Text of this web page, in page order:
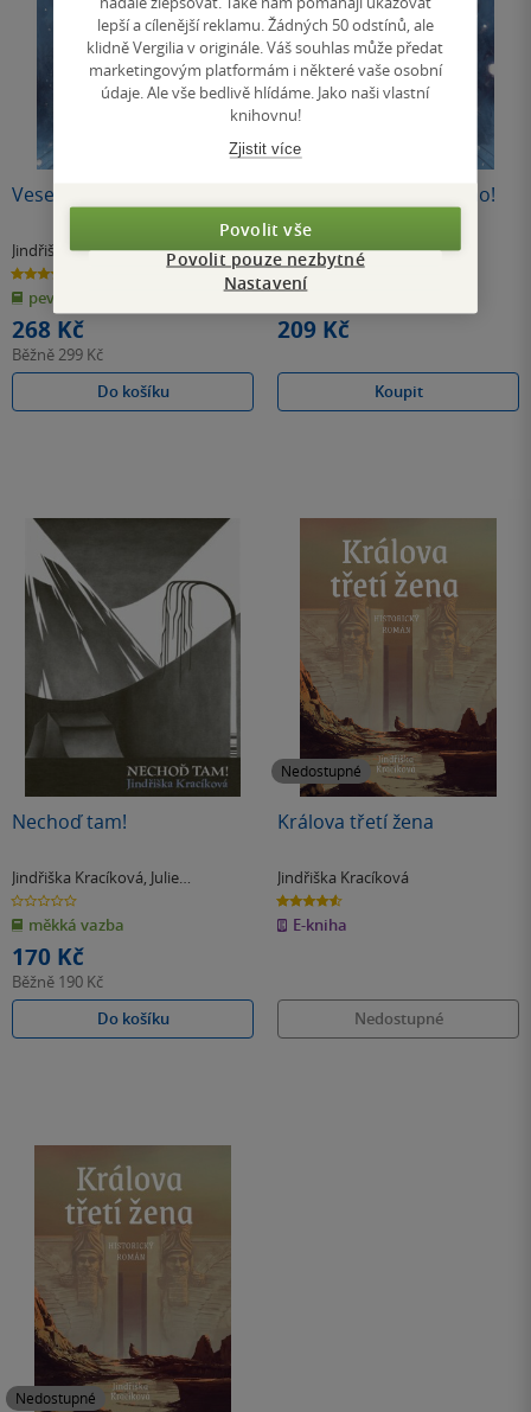
Veselé Vánoce, Kristýno!
Jindřiška Kracíková
4.8
z
5
hvězdiček
pevná vazba
268 Kč
Běžně 299 Kč
Do košíku
Veselé Vánoce, Kristýno!
Jindřiška Kracíková
4.8
z
5 E-kniha
209 Kč
Koupit
Nechoď tam!
Jindřiška Kracíková Julie
Daňhelová
0.0
z
5
hvězdiček
měkká vazba
170 Kč
Běžně 190 Kč
Do košíku
Nedostupné
Králova třetí žena
Jindřiška Kracíková
4.6
z
5
hvězdiček
E-kniha
Nedostupné
Nedostupné
lepší a cílenější reklamu. Žádných 50 odstínů, ale
klidně Vergilia v originále. Váš souhlas může předat
marketingovým platformám i některé vaše osobní
údaje. Ale vše bedlivě hlídáme. Jako naši vlastní
knihovnu!
Zjistit více
Povolit vše
Povolit pouze nezbytné
Nastavení